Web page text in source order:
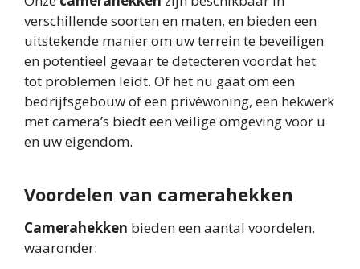
verschillende soorten en maten, en bieden een
uitstekende manier om uw terrein te beveiligen
en potentieel gevaar te detecteren voordat het
tot problemen leidt. Of het nu gaat om een
bedrijfsgebouw of een privéwoning, een hekwerk
met camera’s biedt een veilige omgeving voor u
en uw eigendom.
Voordelen van camerahekken
Camerahekken bieden een aantal voordelen,
waaronder: